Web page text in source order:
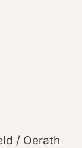
/ Oerath